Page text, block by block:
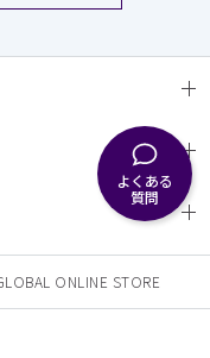
よくある
質問
ONLINE STORE